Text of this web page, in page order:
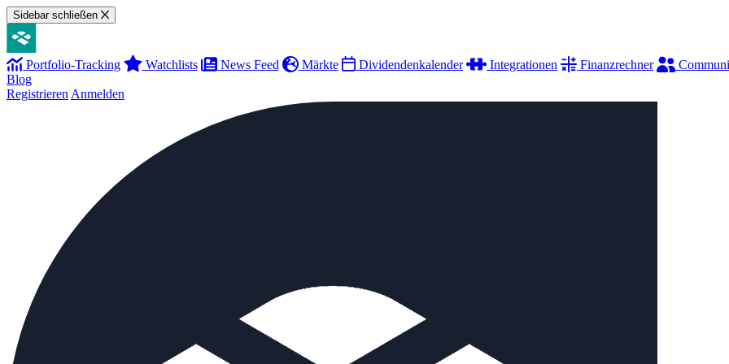
Sidebar schließen
Portfolio-Tracking Watchlists News Feed Märkte Dividendenkalender Integrationen Finanzrechner
Blog
Registrieren Anmelden